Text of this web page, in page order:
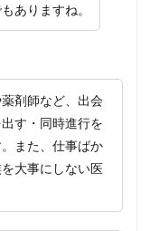
ありますね。
剤師など、出会
す・同時進行を
また、仕事ばか
大事にしない医